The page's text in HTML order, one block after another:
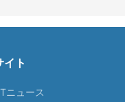
イト
ニュース